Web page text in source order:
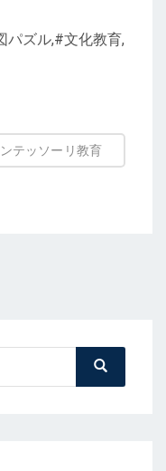
パズル,#文化教育,
テッソーリ教育
検